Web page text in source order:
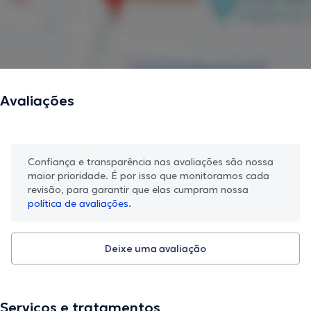
Avaliações
Confiança e transparência nas avaliações são nossa
maior prioridade. É por isso que monitoramos cada
revisão, para garantir que elas cumpram nossa
política de avaliações.
Deixe uma avaliação